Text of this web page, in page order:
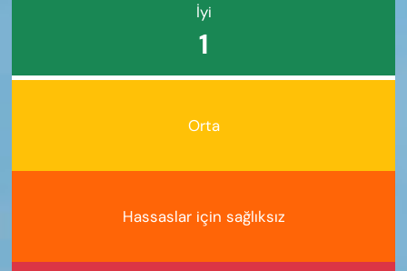
İyi
1
Orta
Hassaslar için sağlıksız